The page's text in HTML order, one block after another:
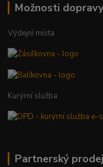
Možnosti dopravy
Výdejní místa
Kurýrní služba
Partnerský prodej